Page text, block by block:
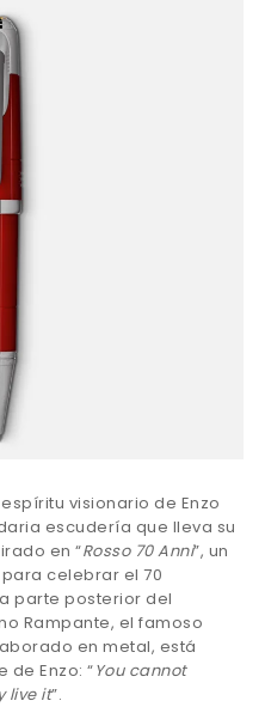
visionario de Enzo
escudería que lleva su
en “Rosso 70 Anni”, un
celebrar el 70
parte posterior del
Rampante, el famoso
en metal, está
Enzo: “You cannot
live it”.